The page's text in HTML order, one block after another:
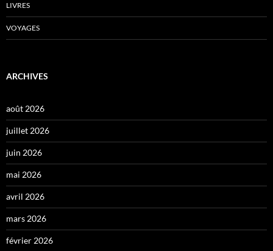
LIVRES
VOYAGES
ARCHIVES
août 2026
juillet 2026
juin 2026
mai 2026
avril 2026
mars 2026
février 2026